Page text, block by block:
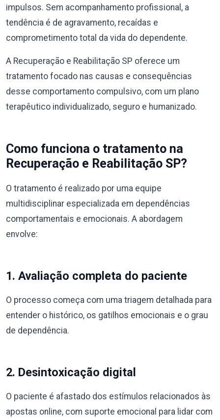
impulsos. Sem acompanhamento profissional, a
tendência é de agravamento, recaídas e
comprometimento total da vida do dependente.
A Recuperação e Reabilitação SP oferece um
tratamento focado nas causas e consequências
desse comportamento compulsivo, com um plano
terapêutico individualizado, seguro e humanizado.
Como funciona o tratamento na
Recuperação e Reabilitação SP?
O tratamento é realizado por uma equipe
multidisciplinar especializada em dependências
comportamentais e emocionais. A abordagem
envolve:
1. Avaliação completa do paciente
O processo começa com uma triagem detalhada para
entender o histórico, os gatilhos emocionais e o grau
de dependência.
2. Desintoxicação digital
O paciente é afastado dos estímulos relacionados às
apostas online, com suporte emocional para lidar com